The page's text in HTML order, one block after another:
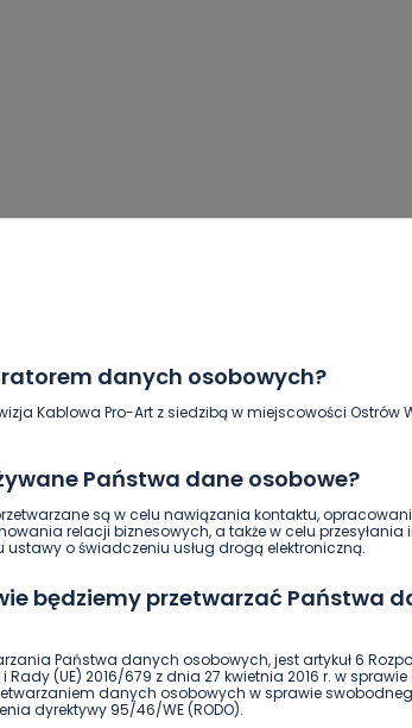
danych osobowych?
Kablowa Pro-Art z siedzibą w miejscowości Ostrów
Państwa dane osobowe?
są w celu nawiązania kontaktu,
relacji biznesowych, a także w celu przesyłania
o świadczeniu usług drogą elektroniczną.
będziemy przetwarzać Państwa
Państwa danych osobowych, jest artykuł 6
Rady (UE) 2016/679 z dnia 27 kwietnia 2016 r. w
danych osobowych w sprawie
dyrektywy 95/46/WE (RODO).